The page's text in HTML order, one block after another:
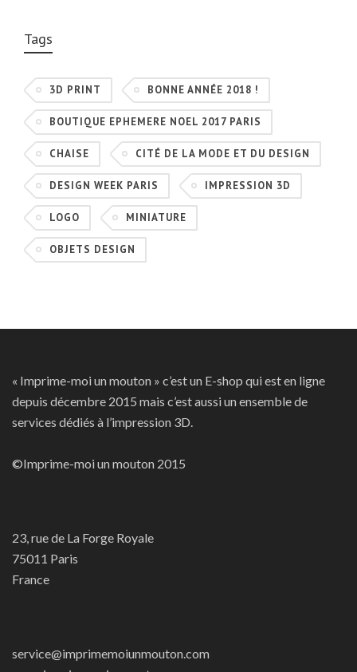
Tags
3D PRINT BONNE ANNÉE 2018 !
BOUTIQUE EPHEMERE NOEL 2017 PARIS
CHAISE CITÉ DE LA MODE ET DU DESIGN
DESIGN WEEK PARIS IMPRESSION 3D
LOGO MINIATURE
OBJETS DESIGN
« Imprime-moi un mouton » c’est un E-shop qui est en ligne
depuis décembre 2015 mais c’est aussi un ensemble de
services dédiés à l’impression 3D.
©Imprime-moi un mouton 2015
23, rue de La Forge Royale
75011 Paris
France
service@imprimemoiunmouton.com